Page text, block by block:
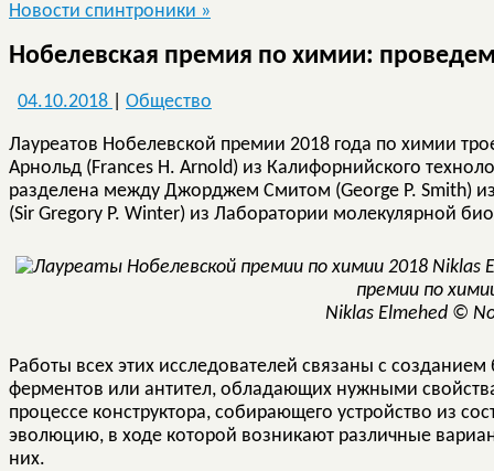
Новости спинтроники »
Нобелевская премия по химии:
04.10.2018 Общество
Лауреатов Нобелевской премии 2018 года по химии
Арнольд (Frances H. Arnold) из Калифорнийского
разделена между Джорджем Смитом (George P. Smith)
(Sir Gregory P. Winter) из Лаборатории молекулярной
премии по
Niklas Elmehed ©
Работы всех этих исследователей связаны с
ферментов или антител, обладающих нужными
процессе конструктора, собирающего устройство из
эволюцию, в ходе которой возникают различные
них.